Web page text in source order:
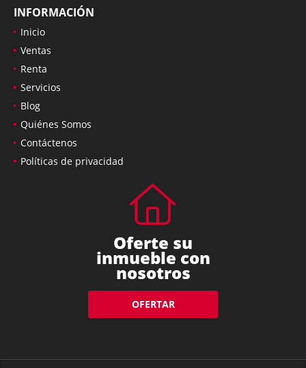
INFORMACIÓN
Inicio
Ventas
Renta
Servicios
Blog
Quiénes Somos
Contáctenos
Políticas de privacidad
Oferte su
inmueble con
nosotros
OFERTAR